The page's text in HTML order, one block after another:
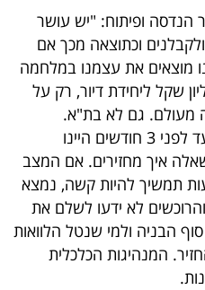
הנדסה ופיתוח: "יש עושר
וכתוצאה מכך אם
מוצאים את עצמנו במלחמה
התוצאה היא מעל 3 מיליון שקל ליחידת דיור, רק על
מעולם. גם לא בת"א.
הבנקים שותפים לעניין הזה. עד לפני 3 חודשים היינו
השאלה איך מחזירים. אם המצב
תמשיך להיות קשה, נמצא
לא ידעו לשלם את
הבניה ולמי שנטל הלוואות
המנהיגות הכלכלית